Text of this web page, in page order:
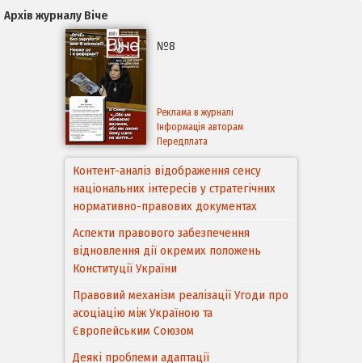
Архів журналу Віче
№8
Реклама в журналі
Інформація авторам
Передплата
Контент-аналіз відображення сенсу
національних інтересів у стратегічних
нормативно-правових документах
Аспекти правового забезпечення
відновлення дії окремих положень
Конституції України
Правовий механізм реалізації Угоди про
асоціацію між Україною та
Європейським Cоюзом
Деякі проблеми адаптації